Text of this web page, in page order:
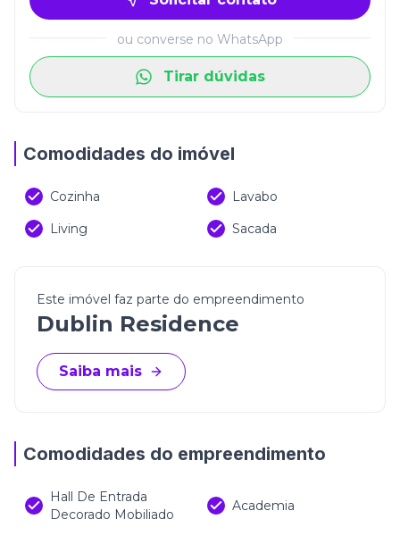
equilíbrio perfeito entre modernidade,
funcionalidade e qualidade de vida.
ou converse no WhatsApp
Tirar dúvidas
Comodidades do imóvel
Cozinha
Lavabo
Living
Sacada
Este imóvel faz parte do empreendimento
Dublin Residence
Saiba mais
Comodidades do empreendimento
Hall De Entrada
Decorado Mobiliado
Academia